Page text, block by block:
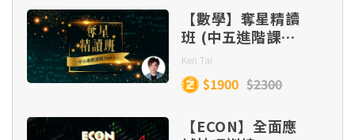
2BI. Order of reactions (I)
2BII. Order of reactions (II)
(III)
1AIV. Detecting the presence of ionic species
(IV)
批改）
【數學】奪星精讀
班 (中五進階課題
Part 1)
Ken Tai
$1900 $2300
【ECON】全面應